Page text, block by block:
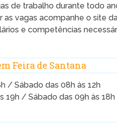
de trabalho durante todo
vagas acompanhe o site
e competências
Feira de Santana
/ Sábado das 08h às 12h
19h / Sábado das 09h às